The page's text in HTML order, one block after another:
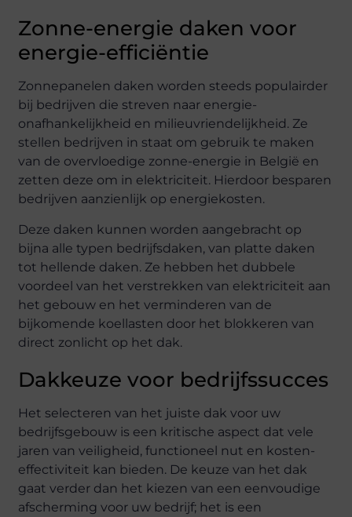
Zonne-energie daken voor
energie-efficiëntie
Zonnepanelen daken worden steeds populairder
bij bedrijven die streven naar energie-
onafhankelijkheid en milieuvriendelijkheid. Ze
stellen bedrijven in staat om gebruik te maken
van de overvloedige zonne-energie in België en
zetten deze om in elektriciteit. Hierdoor besparen
bedrijven aanzienlijk op energiekosten.
Deze daken kunnen worden aangebracht op
bijna alle typen bedrijfsdaken, van platte daken
tot hellende daken. Ze hebben het dubbele
voordeel van het verstrekken van elektriciteit aan
het gebouw en het verminderen van de
bijkomende koellasten door het blokkeren van
direct zonlicht op het dak.
Dakkeuze voor bedrijfssucces
Het selecteren van het juiste dak voor uw
bedrijfsgebouw is een kritische aspect dat vele
jaren van veiligheid, functioneel nut en kosten-
effectiviteit kan bieden. De keuze van het dak
gaat verder dan het kiezen van een eenvoudige
afscherming voor uw bedrijf; het is een